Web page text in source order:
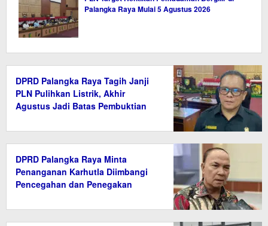
Palangka Raya Mulai 5 Agustus 2026
DPRD Palangka Raya Tagih Janji
PLN Pulihkan Listrik, Akhir
Agustus Jadi Batas Pembuktian
DPRD Palangka Raya Minta
Penanganan Karhutla Diimbangi
Pencegahan dan Penegakan